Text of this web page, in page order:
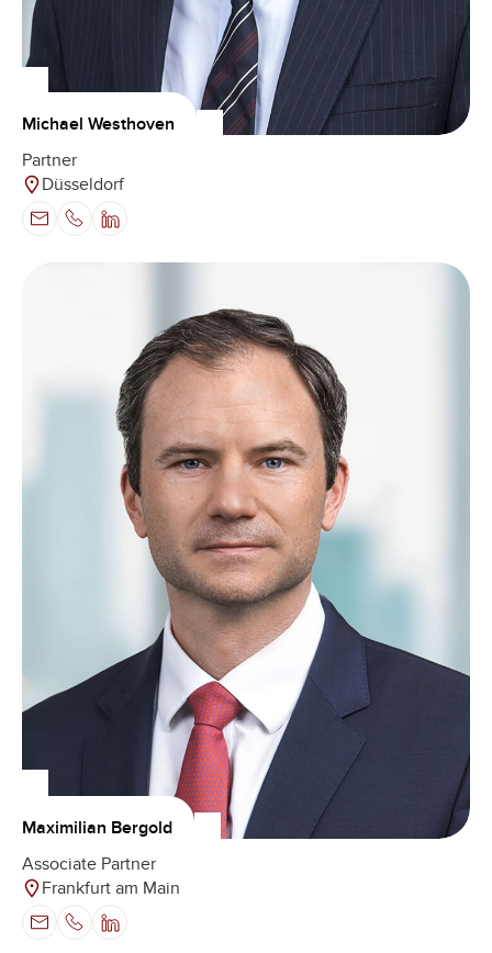
Michael Westhoven
Partner
Düsseldorf
Maximilian Bergold
Associate Partner
Frankfurt am Main